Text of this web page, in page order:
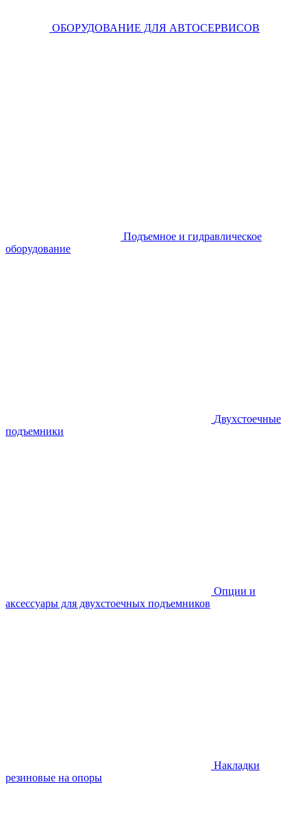
ОБОРУДОВАНИЕ ДЛЯ АВТОСЕРВИСОВ
Подъемное и гидравлическое
оборудование
Двухстоечные
подъемники
Опции и
аксессуары для двухстоечных подъемников
Накладки
резиновые на опоры